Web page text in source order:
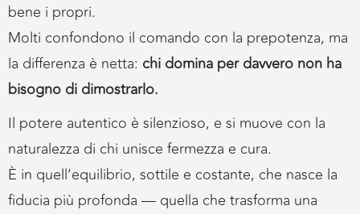
bene i propri.
Molti confondono il comando con la prepotenza, ma
la differenza è netta: chi domina per davvero non ha
bisogno di dimostrarlo.
Il potere autentico è silenzioso, e si muove con la
naturalezza di chi unisce fermezza e cura.
È in quell’equilibrio, sottile e costante, che nasce la
fiducia più profonda — quella che trasforma una